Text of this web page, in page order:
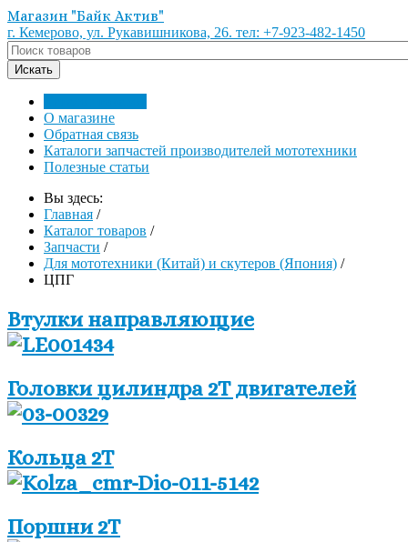
Магазин "Байк Актив"
г. Кемерово, ул. Рукавишникова, 26. тел: +7-923-482-1450
О магазине
Обратная связь
Каталоги запчастей производителей мототехники
Полезные статьи
Вы здесь:
Главная /
Каталог товаров /
Запчасти /
Для мототехники (Китай) и скутеров (Япония) /
ЦПГ
Втулки направляющие
Головки цилиндра 2Т двигателей
Кольца 2Т
Поршни 2Т